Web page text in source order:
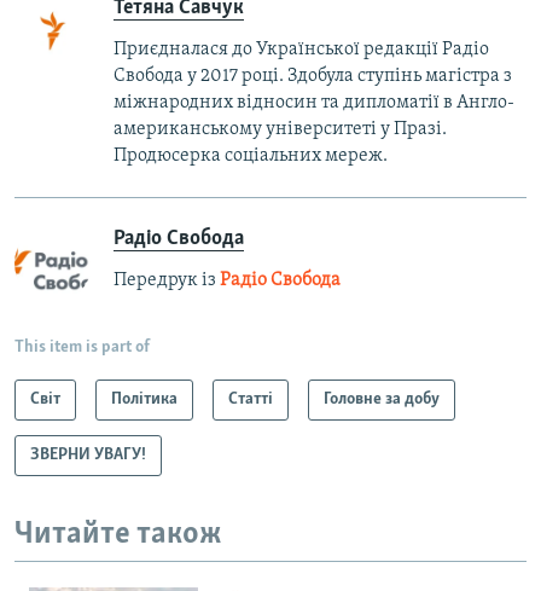
Тетяна Савчук
Приєдналася до Української редакції Радіо
Свобода у 2017 році. Здобула ступінь магістра з
міжнародних відносин та дипломатії в Англо-
американському університеті у Празі.
Продюсерка соціальних мереж.
Радіо Свобода
Передрук із Радіо Свобода
This item is part of
Світ Політика Статті Головне за добу
ЗВЕРНИ УВАГУ!
Читайте також